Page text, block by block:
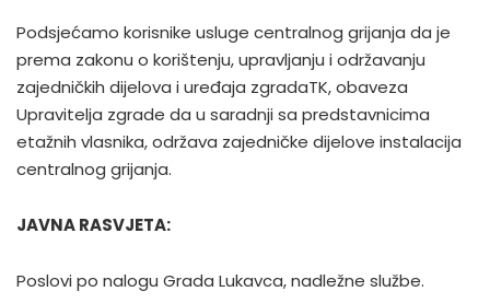
Podsjećamo korisnike usluge centralnog grijanja da je
prema zakonu o korištenju, upravljanju i održavanju
zajedničkih dijelova i uređaja zgradaTK, obaveza
Upravitelja zgrade da u saradnji sa predstavnicima
etažnih vlasnika, održava zajedničke dijelove instalacija
centralnog grijanja.
JAVNA RASVJETA:
Poslovi po nalogu Grada Lukavca, nadležne službe.